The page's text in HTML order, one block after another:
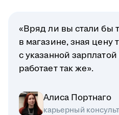
«Вряд ли вы стали бы
в магазине, зная цену
с указанной
работает так же».
Алиса Портнаго
карьерный